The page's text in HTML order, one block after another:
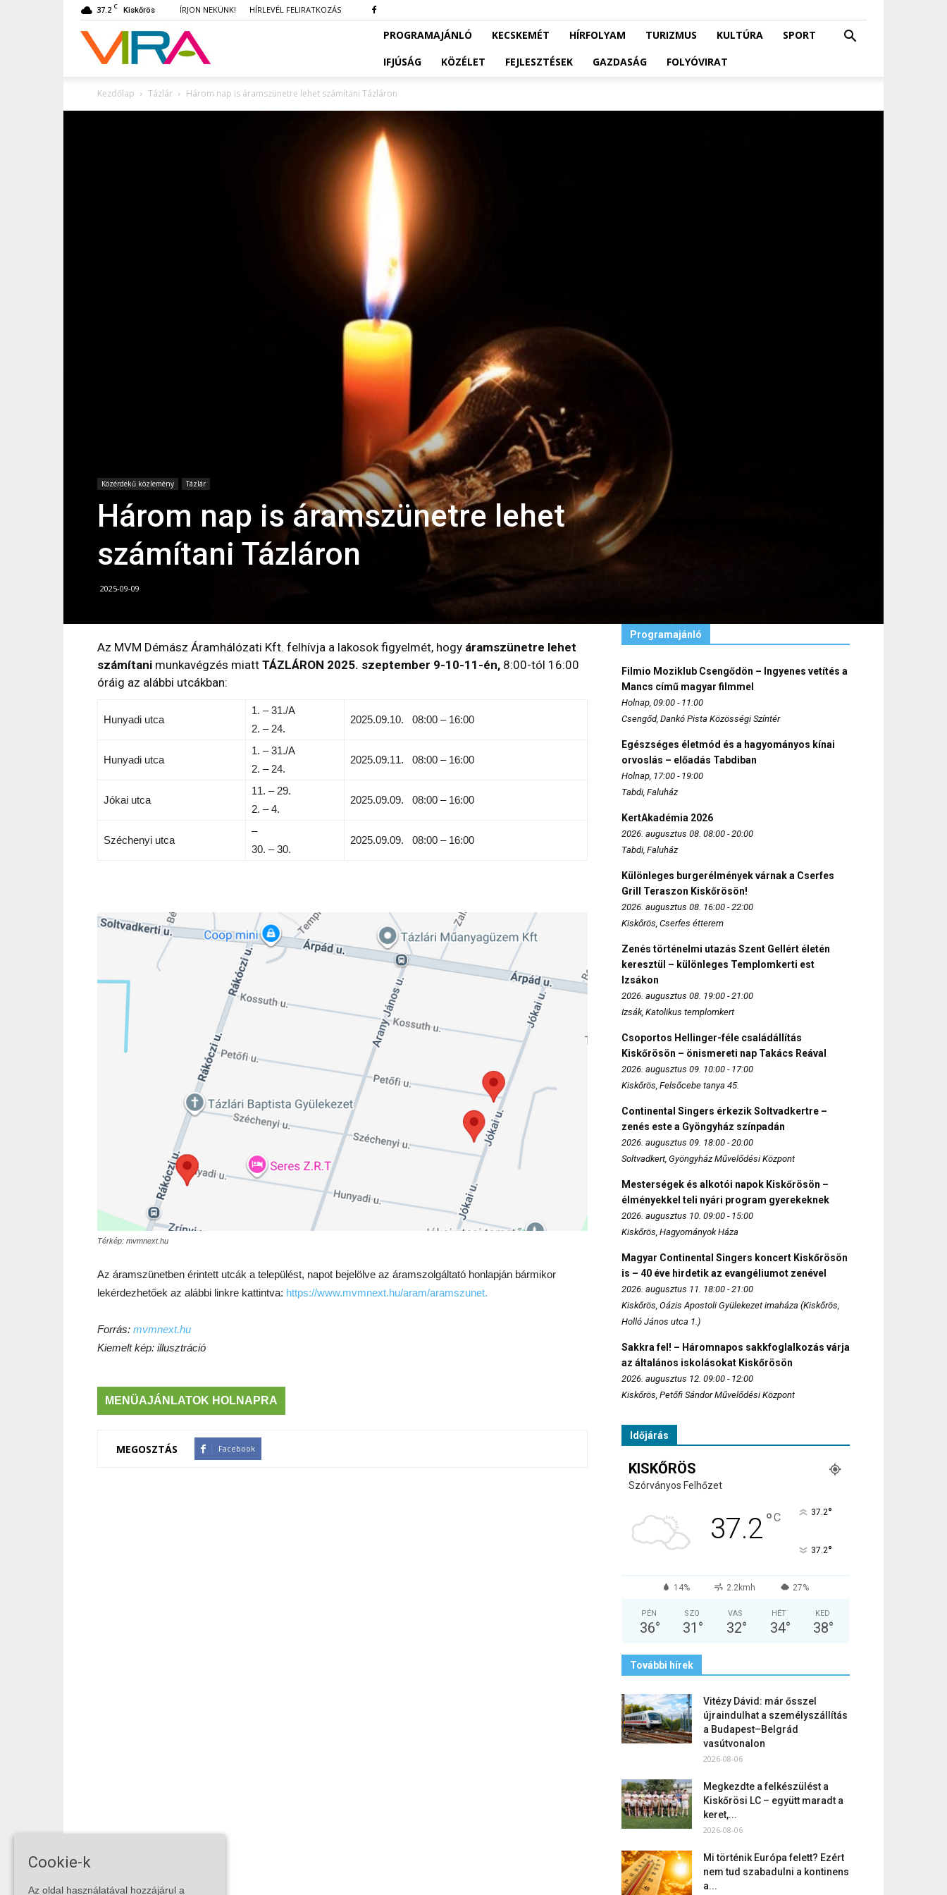
37.2 C Kiskőrös ÍRJON NEKÜNK! HÍRLEVÉL FELIRATKOZÁS
VIRA PROGRAMAJÁNLÓ KECSKEMÉT HÍRFOLYAM TURIZMUS KULTÚRA
SPORT
IFJÚSÁG
KÖZÉLET FEJLESZTÉSEK GAZDASÁG FOLYÓVIRAT
Kezdőlap Tázlár Három nap is áramszünetre lehet számítani Tázláron
Közérdekű közlemény Tázlár
Három nap is áramszünetre lehet
számítani Tázláron
2025-09-09
Az MVM Démász Áramhálózati Kft. felhívja a lakosok figyelmét, hogy áramszünetre lehet
számítani munkavégzés miatt TÁZLÁRON 2025. szeptember 9-10-11-én, 8:00-tól 16:00
óráig az alábbi utcákban:
Hunyadi utca
1. – 31./A
2. – 24.
2025.09.10. 08:00 – 16:00
Hunyadi utca
1. – 31./A
2. – 24.
2025.09.11. 08:00 – 16:00
Jókai utca
11. – 29.
2. – 4.
2025.09.09. 08:00 – 16:00
Széchenyi utca
–
30. – 30.
2025.09.09. 08:00 – 16:00
Térkép: mvmnext.hu
Az áramszünetben érintett utcák a települést, napot bejelölve az áramszolgáltató honlapján bármikor
lekérdezhetőek az alábbi linkre kattintva: https://www.mvmnext.hu/aram/aramszunet.
Forrás: mvmnext.hu
Kiemelt kép: illusztráció
MENÜAJÁNLATOK HOLNAPRA
MEGOSZTÁS Facebook
Programajánló
Filmio Moziklub Csengődön – Ingyenes vetítés a
Mancs című magyar filmmel
Holnap, 09:00 - 11:00
Csengőd, Dankó Pista Közösségi Színtér
Egészséges életmód és a hagyományos kínai
orvoslás – előadás Tabdiban
Holnap, 17:00 - 19:00
Tabdi, Faluház
KertAkadémia 2026
2026. augusztus 08. 08:00 - 20:00
Tabdi, Faluház
Különleges burgerélmények várnak a Cserfes
Grill Teraszon Kiskőrösön!
2026. augusztus 08. 16:00 - 22:00
Kiskőrös, Cserfes étterem
Zenés történelmi utazás Szent Gellért életén
keresztül – különleges Templomkerti est
Izsákon
2026. augusztus 08. 19:00 - 21:00
Izsák, Katolikus templomkert
Csoportos Hellinger-féle családállítás
Kiskőrösön – önismereti nap Takács Reával
2026. augusztus 09. 10:00 - 17:00
Kiskőrös, Felsőcebe tanya 45.
Continental Singers érkezik Soltvadkertre –
zenés este a Gyöngyház színpadán
2026. augusztus 09. 18:00 - 20:00
Soltvadkert, Gyöngyház Művelődési Központ
Mesterségek és alkotói napok Kiskőrösön –
élményekkel teli nyári program gyerekeknek
2026. augusztus 10. 09:00 - 15:00
Kiskőrös, Hagyományok Háza
Magyar Continental Singers koncert Kiskőrösön
is – 40 éve hirdetik az evangéliumot zenével
2026. augusztus 11. 18:00 - 21:00
Kiskőrös, Oázis Apostoli Gyülekezet imaháza (Kiskőrös,
Holló János utca 1.)
Sakkra fel! – Háromnapos sakkfoglalkozás várja
az általános iskolásokat Kiskőrösön
2026. augusztus 12. 09:00 - 12:00
Kiskőrös, Petőfi Sándor Művelődési Központ
Időjárás
KISKŐRÖS
Szórványos Felhőzet
37.2°C 37.2°
37.2°
14% 2.2kmh 27%
PÉN
36°
SZO
31 °
VAS
32°
HÉT
34°
KED
38°
További hírek
Vitézy Dávid: már ősszel
újraindulhat a személyszállítás
a Budapest–Belgrád
vasútvonalon
2026-08-06
Megkezdte a felkészülést a
Kiskőrösi LC – együtt maradt a
keret,...
2026-08-06
Mi történik Európa felett? Ezért
nem tud szabadulni a kontinens
a...
Cookie-k
Az oldal használatával hozzájárul a